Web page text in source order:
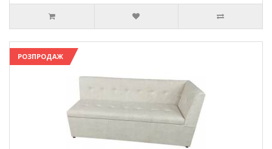
РОЗПРОДАЖ